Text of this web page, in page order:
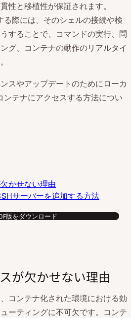
性と移植性が保証されます。
際には、そのシェルの接続や検
することで、コマンドの実行、問
グ、コンテナの動作のリアルタイ
スやアップデートのためにローカ
ンテナにアクセスする方法につい
かせない理由
サーバーを追加する方法
版をダウンロード
が欠かせない理由
コンテナ化された環境における効
ーティングに不可欠です。コンテ